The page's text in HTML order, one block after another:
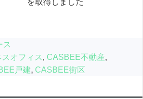
を取得しました
ス
オフィス , CASBEE不動産,
戸建, CASBEE街区